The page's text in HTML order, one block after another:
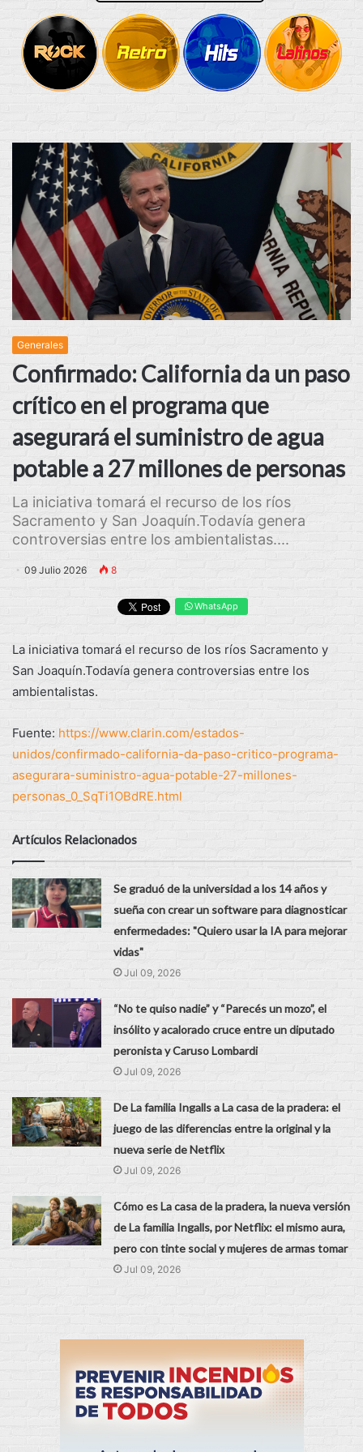
Generales
Confirmado: California da un paso
crítico en el programa que
asegurará el suministro de agua
potable a 27 millones de personas
La iniciativa tomará el recurso de los ríos
Sacramento y San Joaquín.Todavía genera
controversias entre los ambientalistas....
09 Julio 2026 8
WhatsApp
La iniciativa tomará el recurso de los ríos Sacramento y
San Joaquín.Todavía genera controversias entre los
ambientalistas.
Fuente: https://www.clarin.com/estados-
unidos/confirmado-california-da-paso-critico-programa-
asegurara-suministro-agua-potable-27-millones-
personas_0_SqTi1OBdRE.html
Artículos Relacionados
Se graduó de la universidad a los 14 años y
sueña con crear un software para diagnosticar
enfermedades: "Quiero usar la IA para mejorar
vidas"
Jul 09, 2026
“No te quiso nadie” y “Parecés un mozo”, el
insólito y acalorado cruce entre un diputado
peronista y Caruso Lombardi
Jul 09, 2026
De La familia Ingalls a La casa de la pradera: el
juego de las diferencias entre la original y la
nueva serie de Netflix
Jul 09, 2026
Cómo es La casa de la pradera, la nueva versión
de La familia Ingalls, por Netflix: el mismo aura,
pero con tinte social y mujeres de armas tomar
Jul 09, 2026